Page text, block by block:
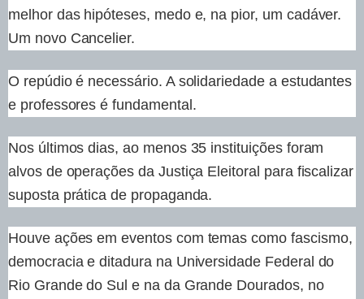
melhor das hipóteses, medo e, na pior, um cadáver.
Um novo Cancelier.
O repúdio é necessário. A solidariedade a estudantes
e professores é fundamental.
Nos últimos dias, ao menos 35 instituições foram
alvos de operações da Justiça Eleitoral para fiscalizar
suposta prática de propaganda.
Houve ações em eventos com temas como fascismo,
democracia e ditadura na Universidade Federal do
Rio Grande do Sul e na da Grande Dourados, no